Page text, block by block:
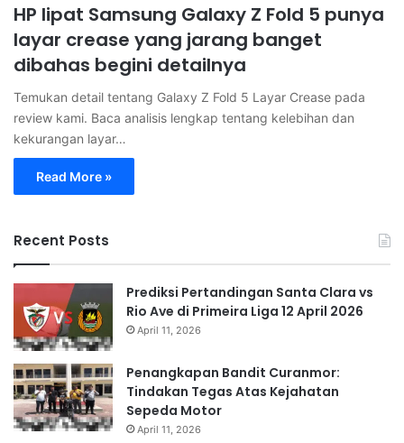
HP lipat Samsung Galaxy Z Fold 5 punya
layar crease yang jarang banget
dibahas begini detailnya
Temukan detail tentang Galaxy Z Fold 5 Layar Crease pada
review kami. Baca analisis lengkap tentang kelebihan dan
kekurangan layar…
Read More »
Recent Posts
Prediksi Pertandingan Santa Clara vs
Rio Ave di Primeira Liga 12 April 2026
April 11, 2026
Penangkapan Bandit Curanmor:
Tindakan Tegas Atas Kejahatan
Sepeda Motor
April 11, 2026